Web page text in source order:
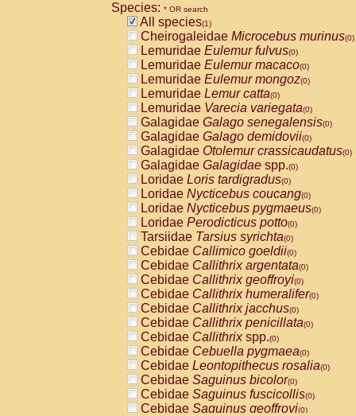
Species: * OR search
All species(1)
Cheirogaleidae Microcebus murinus(0)
Lemuridae Eulemur fulvus(0)
Lemuridae Eulemur macaco(0)
Lemuridae Eulemur mongoz(0)
Lemuridae Lemur catta(0)
Lemuridae Varecia variegata(0)
Galagidae Galago senegalensis(0)
Galagidae Galago demidovii(0)
Galagidae Otolemur crassicaudatus(0)
Galagidae Galagidae spp.(0)
Loridae Loris tardigradus(0)
Loridae Nycticebus coucang(0)
Loridae Nycticebus pygmaeus(0)
Loridae Perodicticus potto(0)
Tarsiidae Tarsius syrichta(0)
Cebidae Callimico goeldii(0)
Cebidae Callithrix argentata(0)
Cebidae Callithrix geoffroyi(0)
Cebidae Callithrix humeralifer(0)
Cebidae Callithrix jacchus(0)
Cebidae Callithrix penicillata(0)
Cebidae Callithrixspp.(0)
Cebidae Cebuella pygmaea(0)
Cebidae Leontopithecus rosalia(0)
Cebidae Saguinus bicolor(0)
Cebidae Saguinus fuscicollis(0)
Cebidae Saguinus geoffroyi(0)